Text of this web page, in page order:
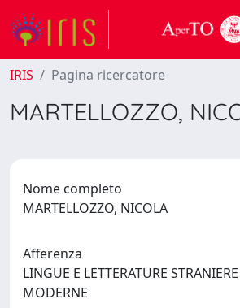
IRIS Pagina ricercatore
MARTELLOZZO,
Nome completo
MARTELLOZZO, NICOLA
Afferenza
LINGUE E LETTERATURE
MODERNE